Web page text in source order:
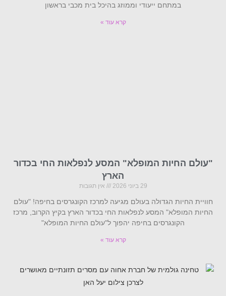
במתחם ייעודי וממוזג בהיכל בית מכבי בראשון
קרא עוד »
"עולם החיות המופלא" המסע לנפלאות החי בכדור
הארץ
29 ביוני 2026 אין תגובות
חוויית החיות הגדולה בעולם מגיעה למרכז הקונגרסים בחיפה! "עולם
החיות המופלא" המסע לנפלאות החי בכדור הארץ בקיץ הקרוב, מרכז
הקונגרסים בחיפה יהפוך ל"עולם החיות המופלא"
קרא עוד »